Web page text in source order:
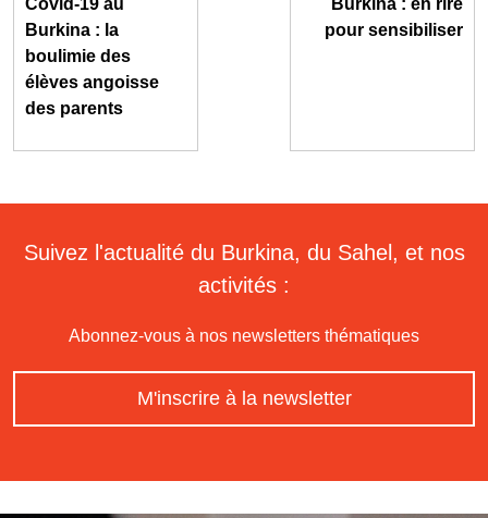
Burkina : la
boulimie des
élèves angoisse
des parents
pour sensibiliser
Suivez l'actualité du Burkina, du Sahel, et nos
activités :
Abonnez-vous à nos newsletters thématiques
M'inscrire à la newsletter